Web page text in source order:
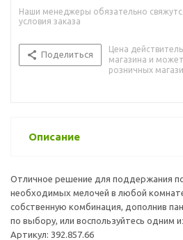
Наши менеджеры обязательно
условия заказа
Поделиться
Цена
магазина и
розничных
Описание
Отличное решение для поддержания
необходимых мелочей в любой
собственную комбинация, дополнив
по выбору, или воспользуйтесь одним
Артикул: 392.857.66